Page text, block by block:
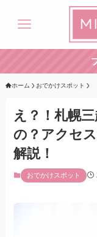
ホーム おでかけスポット
え？！札幌
の？アクセ
解説！
おでかけスポット